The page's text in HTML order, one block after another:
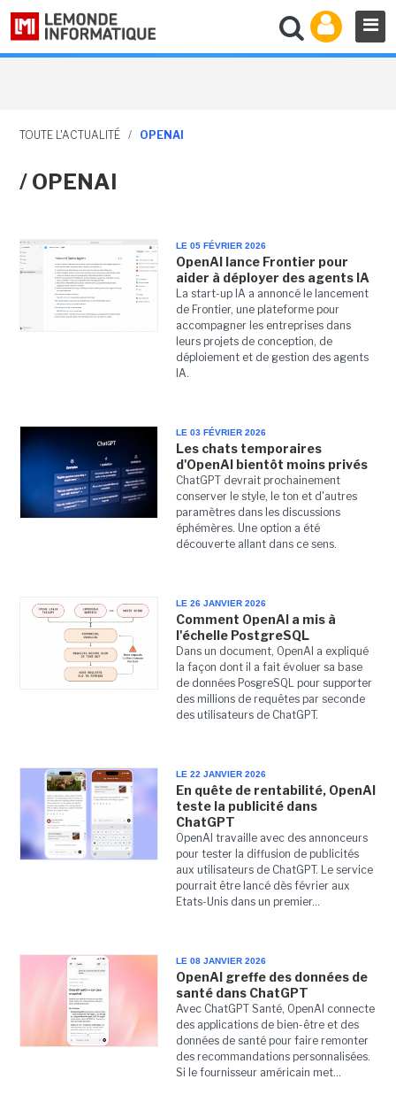
TOUTE L'ACTUALITÉ / OPENAI
/ OPENAI
LE 05 FÉVRIER 2026
OpenAI lance Frontier pour
aider à déployer des agents IA
La start-up IA a annoncé le lancement
de Frontier, une plateforme pour
accompagner les entreprises dans
leurs projets de conception, de
déploiement et de gestion des agents
IA.
LE 03 FÉVRIER 2026
Les chats temporaires
d'OpenAI bientôt moins privés
ChatGPT devrait prochainement
conserver le style, le ton et d'autres
paramètres dans les discussions
éphémères. Une option a été
découverte allant dans ce sens.
LE 26 JANVIER 2026
Comment OpenAI a mis à
l'échelle PostgreSQL
Dans un document, OpenAI a expliqué
la façon dont il a fait évoluer sa base
de données PosgreSQL pour supporter
des millions de requêtes par seconde
des utilisateurs de ChatGPT.
LE 22 JANVIER 2026
En quête de rentabilité, OpenAI
teste la publicité dans
ChatGPT
OpenAI travaille avec des annonceurs
pour tester la diffusion de publicités
aux utilisateurs de ChatGPT. Le service
pourrait être lancé dès février aux
Etats-Unis dans un premier...
LE 08 JANVIER 2026
OpenAI greffe des données de
santé dans ChatGPT
Avec ChatGPT Santé, OpenAI connecte
des applications de bien-être et des
données de santé pour faire remonter
des recommandations personnalisées.
Si le fournisseur américain met...